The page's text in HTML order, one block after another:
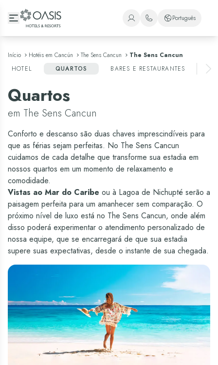
Oasis Hotels & Resorts
+1 (800) 446-2747
+52 998 240 7091
Português
Espanhol
Inglês
Português
Início Hotéis em Cancún The Sens Cancun
The Sens Cancun
HOTEL
QUARTOS BARES E RESTAURANTES
Quartos
em The Sens Cancun
Conforto e descanso são duas chaves imprescindíveis para
que as férias sejam perfeitas. No The Sens Cancun
cuidamos de cada detalhe que transforme sua estadia em
nossos quartos em um momento de relaxamento e
comodidade.
Vistas ao Mar do Caribe ou à Lagoa de Nichupté serão a
paisagem perfeita para um amanhecer sem comparação. O
próximo nível de luxo está no The Sens Cancun, onde além
disso poderá experimentar o atendimento personalizado de
nossa equipe, que se encarregará de que sua estadia
supere suas expectativas, desde o instante de sua chegada.